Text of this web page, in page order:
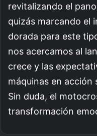
revitalizando el
quizás marcando el
dorada para este
nos acercamos al
crece y las
máquinas en acción
Sin duda, el
transformación